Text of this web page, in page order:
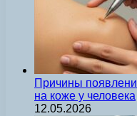
Причины
на коже у человека
12.05.2026